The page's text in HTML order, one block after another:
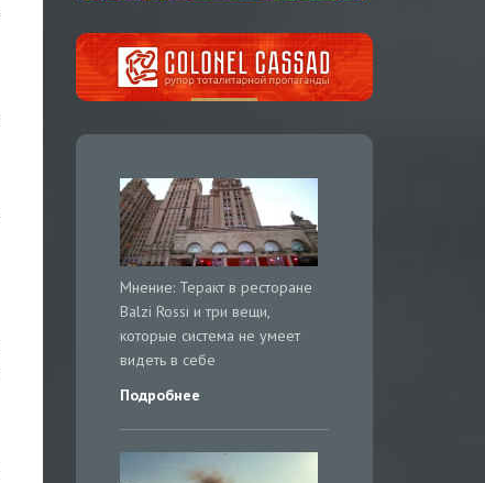
Мнение: Теракт в ресторане
Balzi Rossi и три вещи,
которые система не умеет
видеть в себе
Подробнее